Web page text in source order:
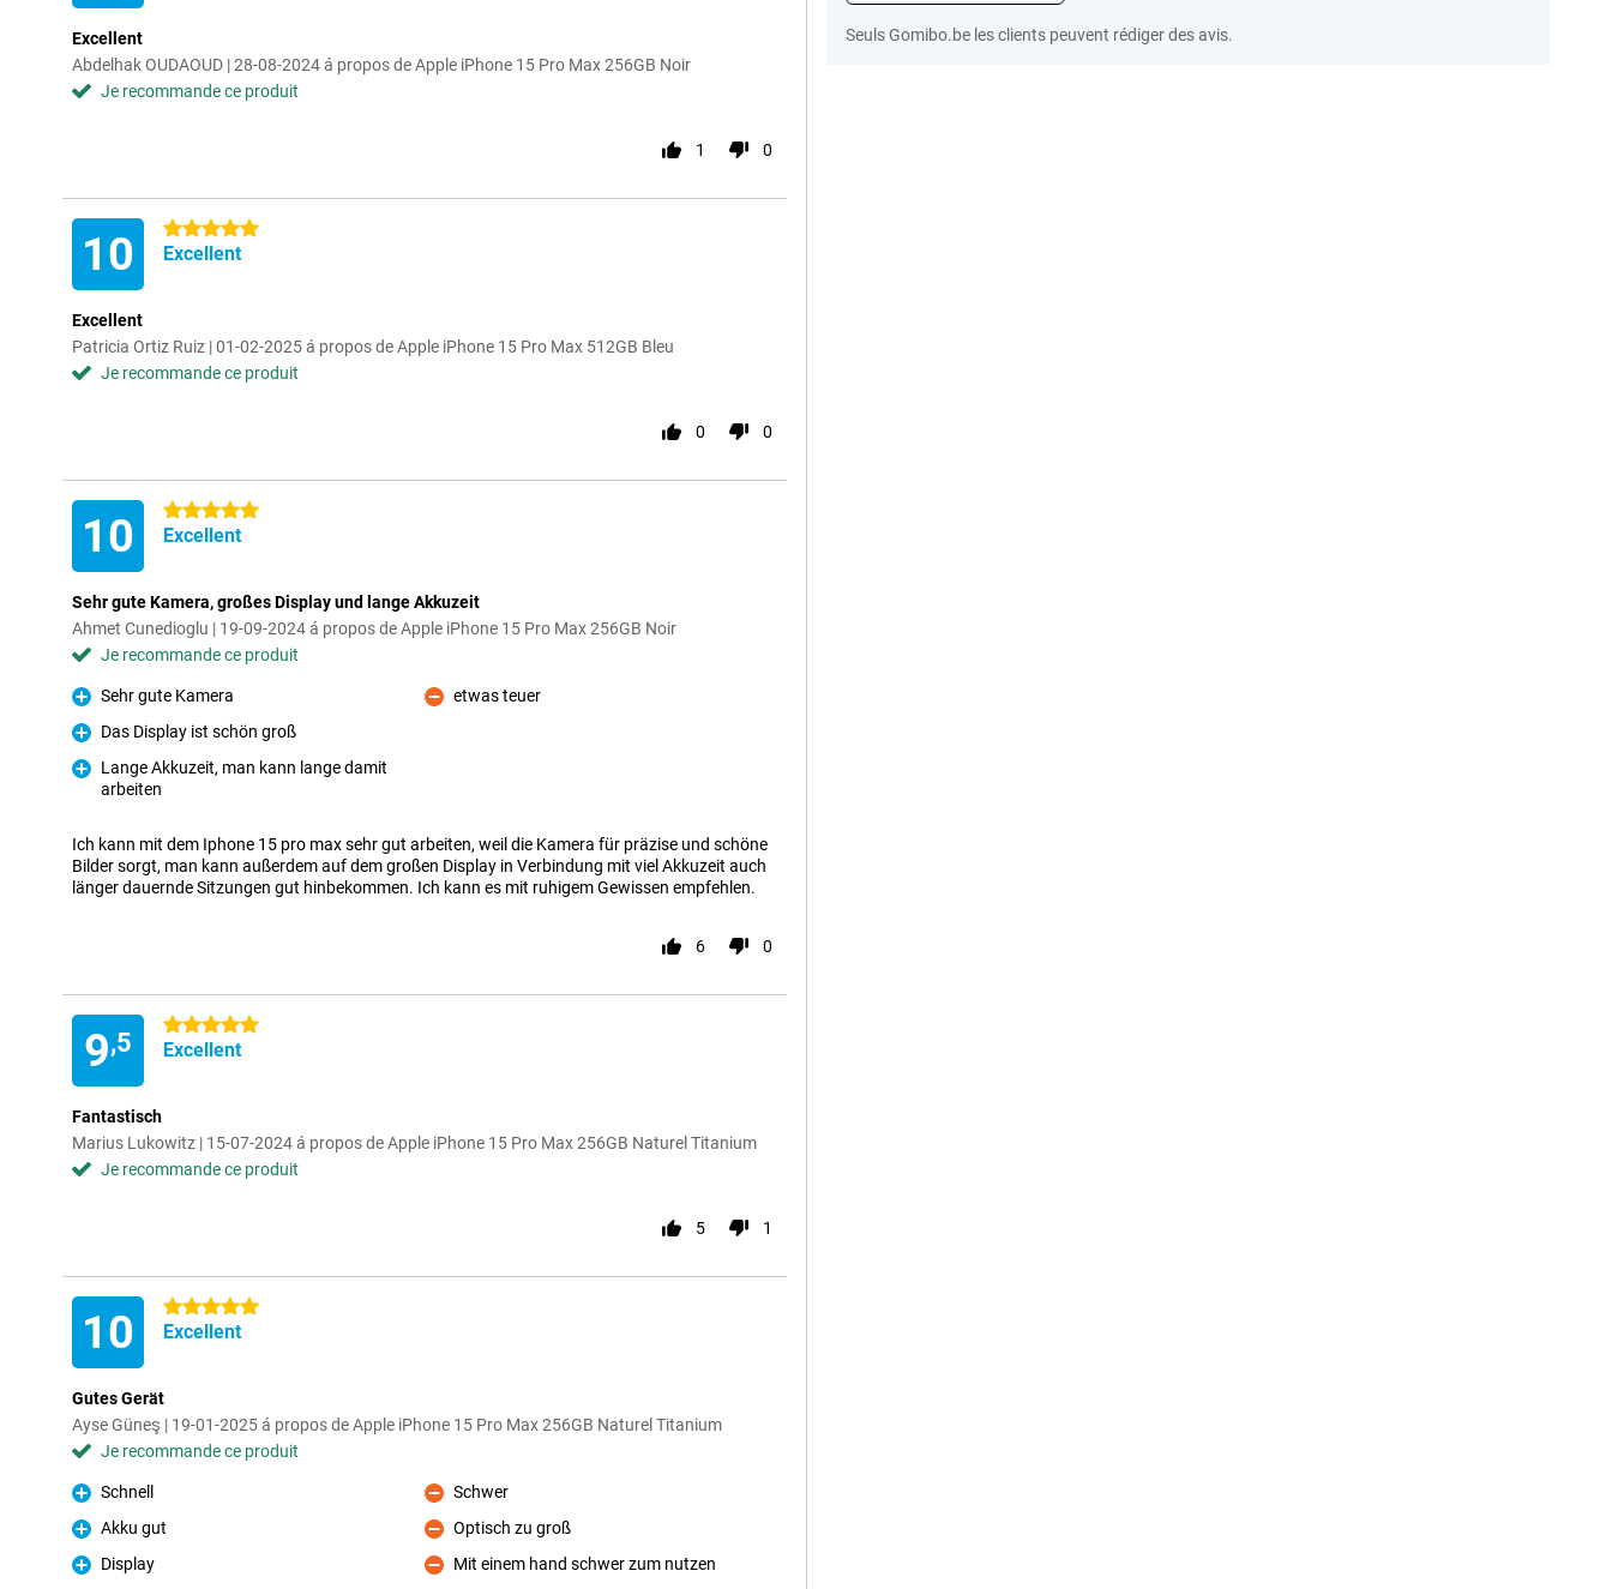
Excellent
Abdelhak OUDAOUD | 28-08-2024 á propos de Apple iPhone 15 Pro Max 256GB Noir
Je recommande ce produit
1 0
10 5 étoiles
Excellent
Excellent
Patricia Ortiz Ruiz | 01-02-2025 á propos de Apple iPhone 15 Pro Max 512GB Bleu
Je recommande ce produit
0 0
10 5 étoiles
Excellent
Sehr gute Kamera, großes Display und lange Akkuzeit
Ahmet Cunedioglu | 19-09-2024 á propos de Apple iPhone 15 Pro Max 256GB Noir
Je recommande ce produit
Pour
Sehr gute Kamera
Pour
Das Display ist schön groß
Pour
Lange Akkuzeit, man kann lange damit
arbeiten
Contre
etwas teuer
Ich kann mit dem Iphone 15 pro max sehr gut arbeiten, weil die Kamera für präzise und schöne
Bilder sorgt, man kann außerdem auf dem großen Display in Verbindung mit viel Akkuzeit auch
länger dauernde Sitzungen gut hinbekommen. Ich kann es mit ruhigem Gewissen empfehlen.
6 0
9,5
5 étoiles
Excellent
Fantastisch
Marius Lukowitz | 15-07-2024 á propos de Apple iPhone 15 Pro Max 256GB Naturel Titanium
Je recommande ce produit
5 1
10 5 étoiles
Excellent
Gutes Gerät
Ayse Güneş | 19-01-2025 á propos de Apple iPhone 15 Pro Max 256GB Naturel Titanium
Je recommande ce produit
Pour
Schnell
Pour
Akku gut
Pour
Display
Contre
Schwer
Contre
Optisch zu groß
Contre
Mit einem hand schwer zum nutzen
Seuls Gomibo.be les clients peuvent rédiger des avis.